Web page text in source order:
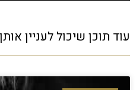
עוד תוכן שיכול לעניין